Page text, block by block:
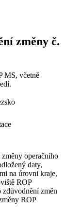
změny č.
MS, včetně
operačního
daty,
na úrovni kraje,
ROP
změn
ROP